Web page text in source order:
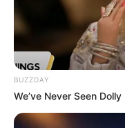
BUZZDAY
We’ve Never Seen